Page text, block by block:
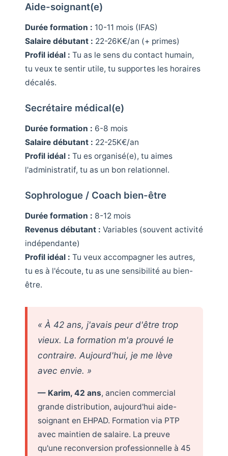
Aide-soignant(e)
Durée formation : 10-11 mois (IFAS)
Salaire débutant : 22-26K€/an (+ primes)
Profil idéal : Tu as le sens du contact humain,
tu veux te sentir utile, tu supportes les horaires
décalés.
Secrétaire médical(e)
Durée formation : 6-8 mois
Salaire débutant : 22-25K€/an
Profil idéal : Tu es organisé(e), tu aimes
l'administratif, tu as un bon relationnel.
Sophrologue / Coach bien-être
Durée formation : 8-12 mois
Revenus débutant : Variables (souvent activité
indépendante)
Profil idéal : Tu veux accompagner les autres,
tu es à l'écoute, tu as une sensibilité au bien-
être.
« À 42 ans, j'avais peur d'être trop
vieux. La formation m'a prouvé le
contraire. Aujourd'hui, je me lève
avec envie. »
— Karim, 42 ans, ancien commercial
grande distribution, aujourd'hui aide-
soignant en EHPAD. Formation via PTP
avec maintien de salaire. La preuve
qu'une reconversion professionnelle à 45